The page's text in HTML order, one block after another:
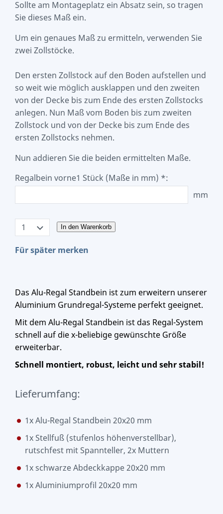
Sollte am Montageplatz ein Absatz sein, so tragen
Sie dieses Maß ein.
Um ein genaues Maß zu ermitteln, verwenden Sie
zwei Zollstöcke.
Den ersten Zollstock auf den Boden aufstellen und
so weit wie möglich ausklappen und den zweiten
von der Decke bis zum Ende des ersten Zollstocks
anlegen. Nun Maß vom Boden bis zum zweiten
Zollstock und von der Decke bis zum Ende des
ersten Zollstocks nehmen.
Nun addieren Sie die beiden ermittelten Maße.
Regalbein vorne1 Stück (Maße in mm) *:
mm
In den Warenkorb
Für später merken
Das Alu-Regal Standbein ist zum erweitern unserer
Aluminium Grundregal-Systeme perfekt geeignet.
Mit dem Alu-Regal Standbein ist das Regal-System
schnell auf die x-beliebige gewünschte Größe
erweiterbar.
Schnell montiert, robust, leicht und sehr stabil!
Lieferumfang:
1x Alu-Regal Standbein 20x20 mm
1x Stellfuß (stufenlos höhenverstellbar),
rutschfest mit Spannteller, 2x Muttern
1x schwarze Abdeckkappe 20x20 mm
1x Aluminiumprofil 20x20 mm